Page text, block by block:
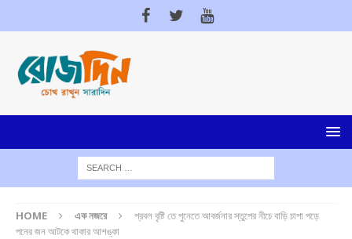
HOME এক নজরে
প্রবল বৃষ্টি তে পুনেতে আবর্জনার স্তুপের নীচে বাড়ি চাপা পড়ে
পনের জন আটকে থাকার আশঙ্কা